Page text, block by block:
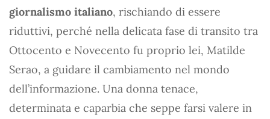
giornalismo italiano, rischiando di essere
riduttivi, perché nella delicata fase di transito tra
Ottocento e Novecento fu proprio lei, Matilde
Serao, a guidare il cambiamento nel mondo
dell’informazione. Una donna tenace,
determinata e caparbia che seppe farsi valere in